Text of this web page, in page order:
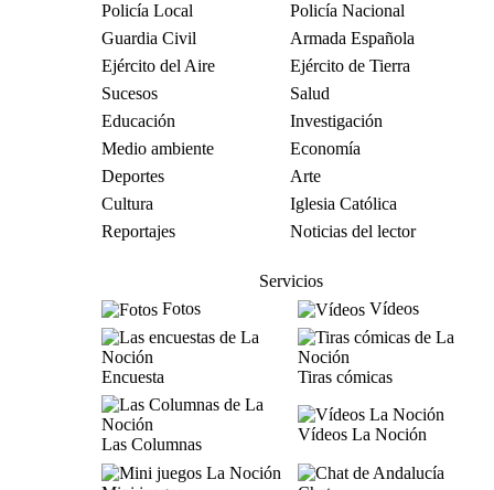
Policía Local
Policía Nacional
Guardia Civil
Armada Española
Ejército del Aire
Ejército de Tierra
Sucesos
Salud
Educación
Investigación
Medio ambiente
Economía
Deportes
Arte
Cultura
Iglesia Católica
Reportajes
Noticias del lector
Servicios
Fotos
Vídeos
Encuesta Tiras cómicas
Las Columnas
Vídeos La Noción